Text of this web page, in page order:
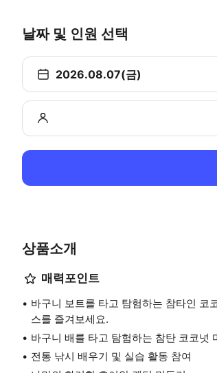
날짜 및 인원 선택
2026.08.07(금)
상품소개
매력포인트
바구니 보트를 타고 탐험하는 참타인 코
스를 즐겨보세요.
바구니 배를 타고 탐험하는 참탄 코코넛
전통 낚시 배우기 및 실습 활동 참여